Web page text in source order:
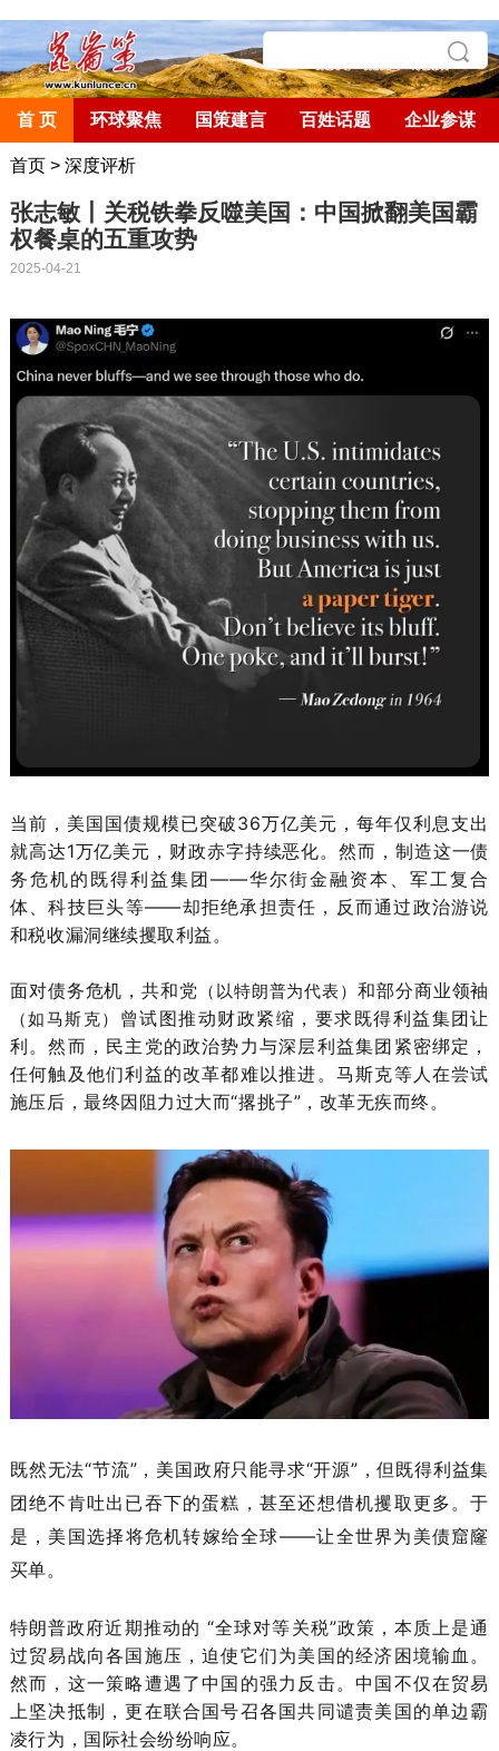
首 页 环球聚焦 国策建言 百姓话题 企业参谋
首页> 深度评析
张志敏丨关税铁拳反噬美国：中国掀翻美国霸
权餐桌的五重攻势
2025-04-21
当前，美国国债规模已突破36万亿美元，每年仅利息支出
就高达1万亿美元，财政赤字持续恶化。然而，制造这一债
务危机的既得利益集团——华尔街金融资本、军工复合
体、科技巨头等——却拒绝承担责任，反而通过政治游说
和税收漏洞继续攫取利益。
面对债务危机，共和党 （以特朗普为代表）和部分商业领袖
（如马斯克） 曾试图推动财政紧缩，要求既得利益集团让
利。然而，民主党的政治势力与深层利益集团紧密绑定，
任何触及他们利益的改革都难以推进。马斯克等人在尝试
施压后，最终因阻力过大而“撂挑子”，改革无疾而终。
既然无法“节流”，美国政府只能寻求“开源”，但既得利益集
团绝不肯吐出已吞下的蛋糕，甚至还想借机攫取更多。于
是，美国选择将危机转嫁给全球——让全世界为美债窟窿
买单。
特朗普政府近期推动的 “全球对等关税”政策，本质上是通
过贸易战向各国施压，迫使它们为美国的经济困境输血。
然而，这一策略遭遇了中国的强力反击。中国不仅在贸易
上坚决抵制，更在联合国号召各国共同谴责美国的单边霸
凌行为，国际社会纷纷响应。